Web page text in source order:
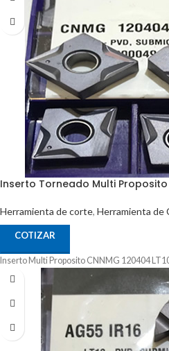
Inserto Torneado Multi Proposito
Herramienta de corte, Herramienta de
COTIZAR
Inserto Multi Proposito CNNMG 120404